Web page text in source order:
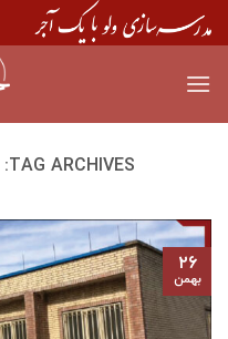
Skip
to
TAG ARCHIVES:
۲۶
بهمن